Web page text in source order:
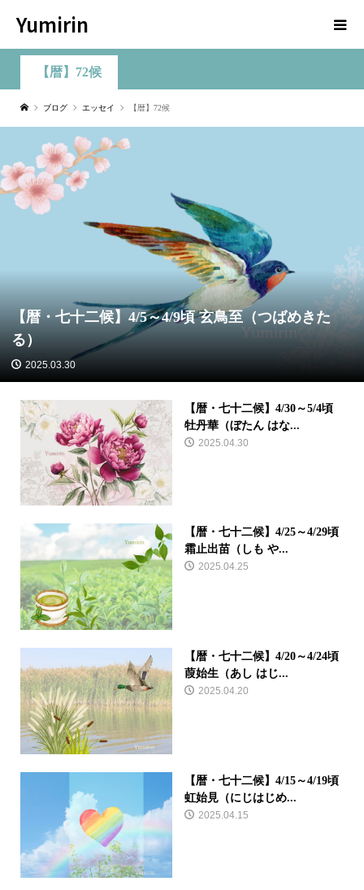
Yumirin
【暦】72候
ブログ エッセイ 【暦】72候
【暦・七十二候】4/5～4/9頃 玄鳥至（つばめきた
る）
2025.03.30
【暦・七十二候】4/30～5/4頃
牡丹華（ぼたん はな...
2025.04.30
【暦・七十二候】4/25～4/29頃
霜止出苗（しも や...
2025.04.25
【暦・七十二候】4/20～4/24頃
葭始生（あし はじ...
2025.04.20
【暦・七十二候】4/15～4/19頃
虹始見（にじはじめ...
2025.04.15